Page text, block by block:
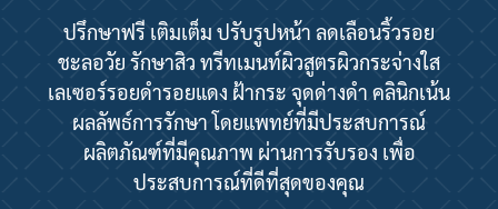
ปรึกษาฟรี เติมเต็ม ปรับรูปหน้า ลดเลือนริ้วรอย
ชะลอวัย รักษาสิว ทรีทเมนท์ผิวสูตรผิวกระจ่างใส
เลเซอร์รอยดำรอยแดง ฝ้ากระ จุดด่างดำ คลินิกเน้น
ผลลัพธ์การรักษา โดยแพทย์ที่มีประสบการณ์
ผลิตภัณฑ์ที่มีคุณภาพ ผ่านการรับรอง เพื่อ
ประสบการณ์ที่ดีที่สุดของคุณ